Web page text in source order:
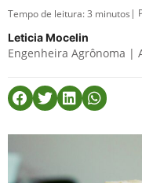
Tempo de leitura:3 minutos |
Leticia Mocelin
Engenheira Agrônoma |